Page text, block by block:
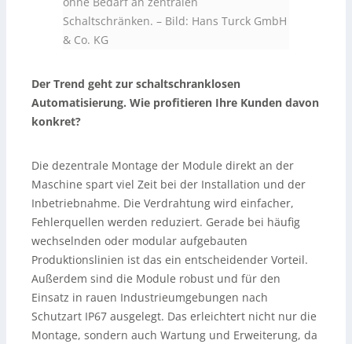
Schaltschränken. – Bild: Hans Turck GmbH
& Co. KG
Der Trend geht zur schaltschranklosen
Automatisierung. Wie profitieren Ihre Kunden davon
konkret?
Die dezentrale Montage der Module direkt an der
Maschine spart viel Zeit bei der Installation und der
Inbetriebnahme. Die Verdrahtung wird einfacher,
Fehlerquellen werden reduziert. Gerade bei häufig
wechselnden oder modular aufgebauten
Produktionslinien ist das ein entscheidender Vorteil.
Außerdem sind die Module robust und für den
Einsatz in rauen Industrieumgebungen nach
Schutzart IP67 ausgelegt. Das erleichtert nicht nur die
Montage, sondern auch Wartung und Erweiterung, da